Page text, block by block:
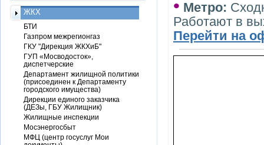
• Метро:
Работают в
Перейти на
ЖКХ
БТИ
Газпром межрегионгаз
ГКУ "Дирекция ЖКХиБ"
ГУП «Мосводосток»,
диспетчерские
Департамент жилищной политики
(присоединен к Департаменту
городского имущества)
Дирекции единого заказчика
(ДЕЗы, ГБУ Жилищник)
Жилищные инспекции
Мосэнергосбыт
МФЦ (центр госуслуг Мои